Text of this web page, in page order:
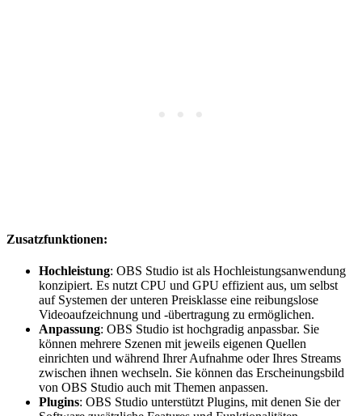
Zusatzfunktionen:
Hochleistung: OBS Studio ist als Hochleistungsanwendung
konzipiert. Es nutzt CPU und GPU effizient aus, um selbst
auf Systemen der unteren Preisklasse eine reibungslose
Videoaufzeichnung und -übertragung zu ermöglichen.
Anpassung: OBS Studio ist hochgradig anpassbar. Sie
können mehrere Szenen mit jeweils eigenen Quellen
einrichten und während Ihrer Aufnahme oder Ihres Streams
zwischen ihnen wechseln. Sie können das Erscheinungsbild
von OBS Studio auch mit Themen anpassen.
Plugins: OBS Studio unterstützt Plugins, mit denen Sie der